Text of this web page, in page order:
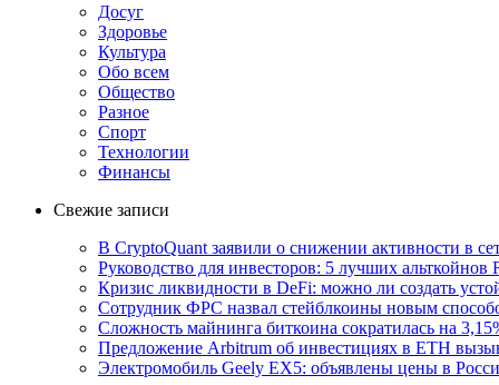
Досуг
Здоровье
Культура
Обо всем
Общество
Разное
Спорт
Технологии
Финансы
Свежие записи
В CryptoQuant заявили о снижении активности в
Руководство для инвесторов: 5 лучших
Кризис ликвидности в DeFi: можно ли создать
Сотрудник ФРС назвал стейблкоины новым
Сложность майнинга биткоина сократилась на
Предложение Arbitrum об инвестициях в ETH
Электромобиль Geely EX5: объявлены цены в